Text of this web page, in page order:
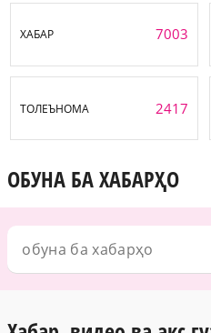
ХАБАР 7003
ТОЛЕЪНОМА 2417
ОБУНА БА ХАБАРҲО